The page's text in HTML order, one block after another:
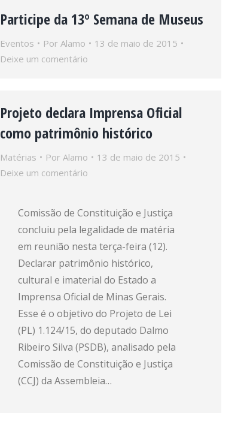
Participe da 13º Semana de Museus
Eventos Por Alamo
13 de maio de 2015
Deixe um comentário
Projeto declara Imprensa Oficial
como patrimônio histórico
Matérias Por Alamo
13 de maio de 2015
Deixe um comentário
Comissão de Constituição e Justiça
concluiu pela legalidade de matéria
em reunião nesta terça-feira (12).
Declarar patrimônio histórico,
cultural e imaterial do Estado a
Imprensa Oficial de Minas Gerais.
Esse é o objetivo do Projeto de Lei
(PL) 1.124/15, do deputado Dalmo
Ribeiro Silva (PSDB), analisado pela
Comissão de Constituição e Justiça
(CCJ) da Assembleia…